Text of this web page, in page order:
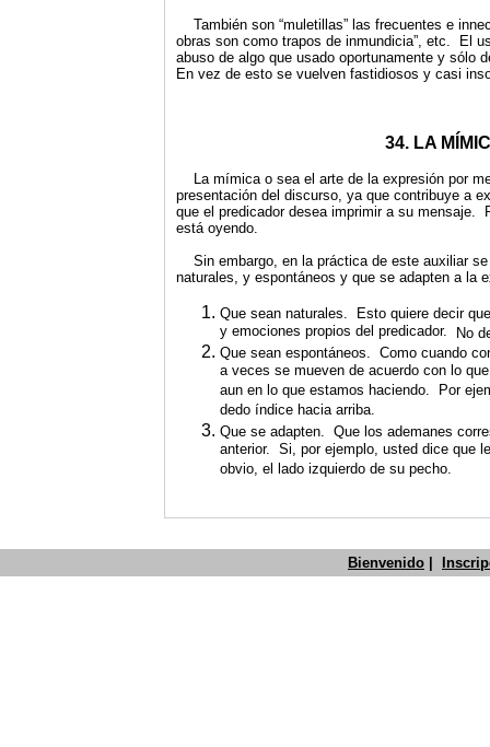
También son “muletillas” las frecuentes e
obras son como trapos de inmundicia”, etc. El
abuso de algo que usado oportunamente y
En vez de esto se vuelven fastidiosos y casi
34. LA
La mímica o sea el arte de la expresión por
presentación del discurso, ya que contribuye a
que el predicador desea imprimir a su mensaje.
está oyendo.
Sin embargo, en la práctica de este auxiliar
naturales, y espontáneos y que se adapten a la
Que sean naturales. Esto quiere decir
y emociones propios del predicador.
No
Que sean espontáneos. Como cuando
a veces se mueven de acuerdo con lo
aun en lo que estamos haciendo. Por
dedo índice hacia arriba.
Que se adapten. Que los ademanes
anterior. Si, por ejemplo, usted dice que
obvio, el lado izquierdo de su pecho.
Bienvenido